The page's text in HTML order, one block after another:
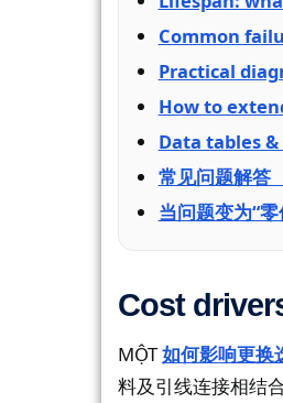
Common
Practical
How to
Data tables
常见问题解答
当问题变为“
Cost
MỘT如何影响更换
料及引线连接相结